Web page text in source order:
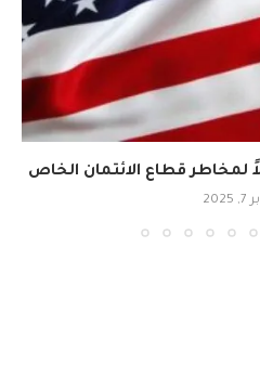
لمخاطر قطاع الائتمان الخاص